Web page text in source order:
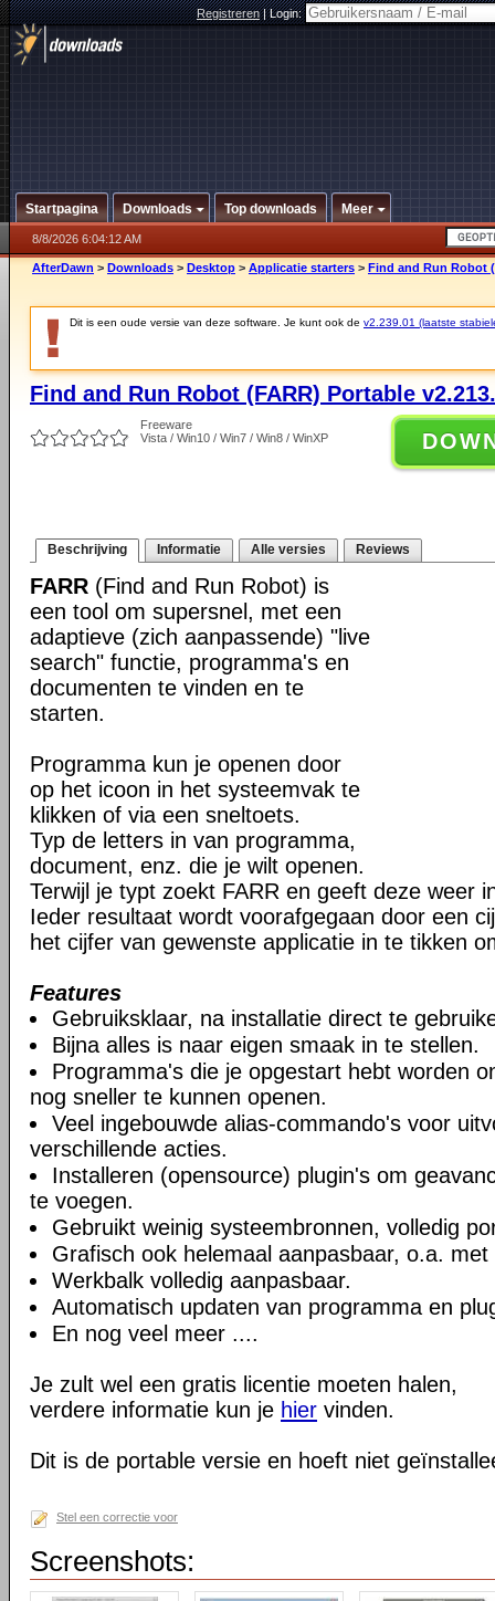
Registreren|Login:
Startpagina Downloads Top downloads Meer
8/8/2026 6:04:12 AM
AfterDawn > Downloads > Desktop > Applicatie starters > Find and Run Robot
Dit is een oude versie van deze software. Je kunt ook de v2.239.01 (laatste
Find and Run Robot (FARR) Portable
Freeware
Vista / Win10 / Win7 / Win8 / WinXP
Beschrijving Informatie Alle versies Reviews
FARR (Find and Run Robot) is
een tool om supersnel, met een
adaptieve (zich aanpassende) "live
search" functie, programma's en
documenten te vinden en te
starten.
Programma kun je openen door
op het icoon in het systeemvak te
klikken of via een sneltoets.
Typ de letters in van programma,
document, enz. die je wilt openen.
Terwijl je typt zoekt FARR en geeft deze weer
Ieder resultaat wordt voorafgegaan door een
het cijfer van gewenste applicatie in te tikken
Features
Gebruiksklaar, na installatie direct te
Bijna alles is naar eigen smaak in te stellen.
Programma's die je opgestart hebt worden
nog sneller te kunnen openen.
Veel ingebouwde alias-commando's voor
verschillende acties.
Installeren (opensource) plugin's om
te voegen.
Gebruikt weinig systeembronnen, volledig
Grafisch ook helemaal aanpasbaar, o.a. met
Werkbalk volledig aanpasbaar.
Automatisch updaten van programma en
En nog veel meer ....
Je zult wel een gratis licentie moeten halen,
verdere informatie kun je hier vinden.
Dit is de portable versie en hoeft niet
Stel een correctie voor
Screenshots: